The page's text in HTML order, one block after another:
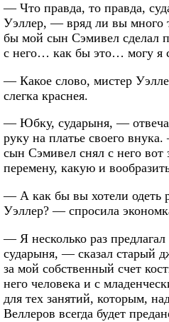
— Что правда, то правда,
Уэллер, — вряд ли вы много
бы мой сын Сэмивел сделал
с него… как бы это… могу я
— Какое слово, мистер
слегка краснея.
— Юбку, сударыня, —
руку на платье своего
сын Сэмивел снял с него
перемену, какую и
— А как бы вы хотели одеть
Уэллер? — спросила
— Я несколько раз
сударыня, — сказал старый
за мой собственный счет
него человека и с
для тех занятий, которым,
Веллеров всегда будет